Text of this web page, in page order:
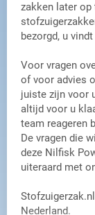
zakken later op
bezorgd, u
Voor vragen
of voor advies
juiste zijn voor
altijd voor u
team reageren
De vragen die
deze Nilfisk
uiteraard met
Nederland.